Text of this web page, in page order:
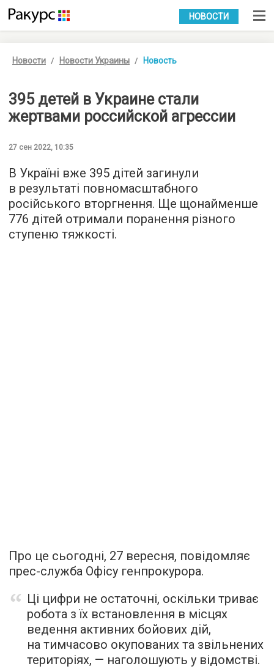
УКР РУС
НОВОСТИ
Новости Новости Украины Новость
395 детей в Украине стали
жертвами российской агрессии
27 сен 2022, 10:35
В Україні вже 395 дітей загинули
в результаті повномасштабного
російського вторгнення. Ще щонайменше
776 дітей отримали поранення різного
ступеню тяжкості.
Про це сьогодні, 27 вересня, повідомляє
прес-служба Офісу генпрокурора.
Ці цифри не остаточні, оскільки триває
робота з їх встановлення в місцях
ведення активних бойових дій,
на тимчасово окупованих та звільнених
територіях, — наголошують у відомстві.